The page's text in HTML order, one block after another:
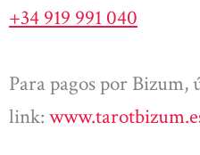
+34 919 991 040
Para pagos por Bizum,
link: